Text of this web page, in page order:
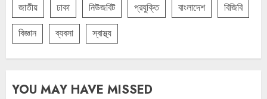
জাতীয়
ঢাকা নিউজবিট প্রযুক্তি বাংলাদেশ
বিজিবি
বিজ্ঞান
ব্যবসা স্বাস্থ্য
YOU MAY HAVE MISSED